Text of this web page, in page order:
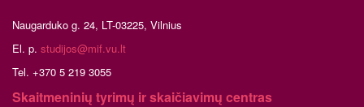
Naugarduko g. 24, LT-03225, Vilnius
El. p. studijos@mif.vu.lt
Tel. +370 5 219 3055
Skaitmeninių tyrimų ir skaičiavimų centras